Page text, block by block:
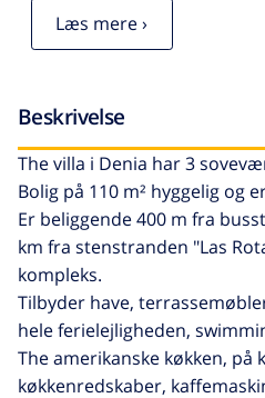
Læs mere ›
Beskrivelse
The villa i Denia har 3
Bolig på 110 m² hyggelig og
Er beliggende 400 m fra
km fra stenstranden "Las
kompleks.
Tilbyder have,
hele ferielejligheden,
The amerikanske køkken,
køkkenredskaber,